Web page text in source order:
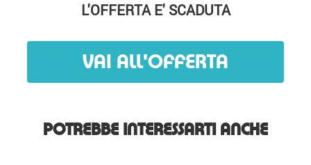
L'OFFERTA E' SCADUTA
VAI ALL'OFFERTA
POTREBBE INTERESSARTI ANCHE